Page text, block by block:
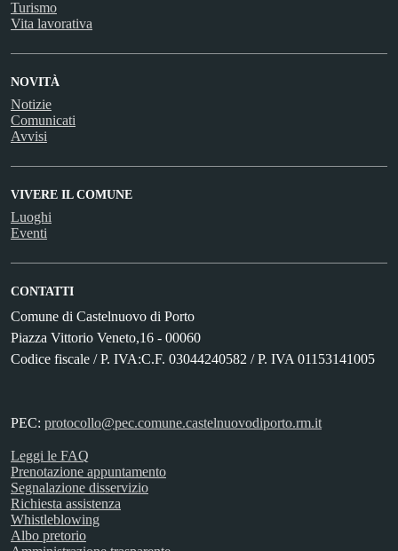
Turismo
Vita lavorativa
NOVITÀ
Notizie
Comunicati
Avvisi
VIVERE IL COMUNE
Luoghi
Eventi
CONTATTI
Comune di Castelnuovo di Porto
Piazza Vittorio Veneto,16 - 00060
Codice fiscale / P. IVA:C.F. 03044240582 / P. IVA 01153141005
PEC: protocollo@pec.comune.castelnuovodiporto.rm.it
Leggi le FAQ
Prenotazione appuntamento
Segnalazione disservizio
Richiesta assistenza
Whistleblowing
Albo pretorio